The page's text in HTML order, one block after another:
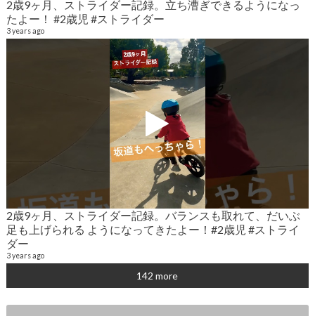
2歳9ヶ月、ストライダー記録。立ち漕ぎできるようになっ
たよー！ #2歳児 #ストライダー
3 years ago
2歳9ヶ月、ストライダー記録。バランスも取れて、だいぶ
足も上げられる ようになってきたよー！#2歳児 #ストライ
ダー
3 years ago
142 more